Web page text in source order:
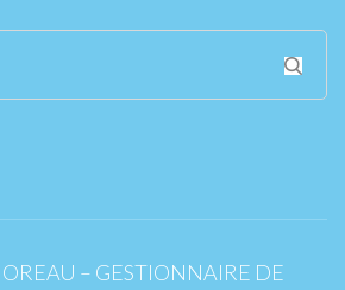
– GESTIONNAIRE DE